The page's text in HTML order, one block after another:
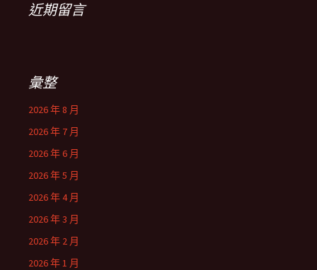
近期留言
彙整
2026 年 8 月
2026 年 7 月
2026 年 6 月
2026 年 5 月
2026 年 4 月
2026 年 3 月
2026 年 2 月
2026 年 1 月